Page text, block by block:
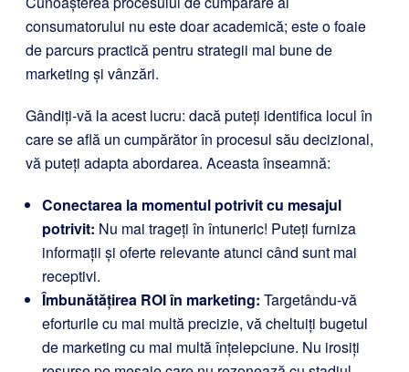
consumatorului nu este doar academică; este o foaie
de parcurs practică pentru strategii mai bune de
marketing și vânzări.
Gândiți-vă la acest lucru: dacă puteți identifica locul în
care se află un cumpărător în procesul său decizional,
vă puteți adapta abordarea. Aceasta înseamnă:
Conectarea la momentul potrivit cu mesajul
potrivit: Nu mai trageți în întuneric! Puteți furniza
informații și oferte relevante atunci când sunt mai
receptivi.
Îmbunătățirea ROI în marketing: Targetându-vă
eforturile cu mai multă precizie, vă cheltuiți bugetul
de marketing cu mai multă înțelepciune. Nu irosiți